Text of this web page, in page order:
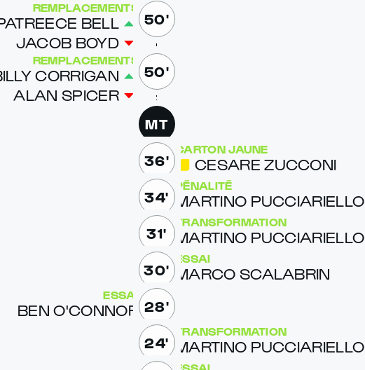
50'
REMPLACEMENTS
BELL
JA­COB BOYD
50'
REMPLACEMENTS
COR­RI­G­AN
ALAN SPICER
MT
36'
CARTON JAUNE
CE­SARE ZUC­CONI
34'
PÉNALITÉ
MAR­TI­NO PUC­CIA­RIEL­LO
31'
TRANSFORMATION
MAR­TI­NO PUC­CIA­RIEL­LO
30'
ESSAI
MAR­CO SCAL­ABRIN
28'
ESSAI
BEN O'­CON­NOR
24'
TRANSFORMATION
MAR­TI­NO PUC­CIA­RIEL­LO